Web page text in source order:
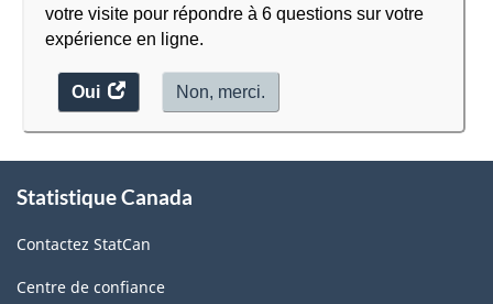
votre visite pour répondre à 6 questions sur votre
expérience en ligne.
Oui
accéder
au
Non, merci.
propos
ce
site
Statistique Canada
Contactez StatCan
Centre de confiance